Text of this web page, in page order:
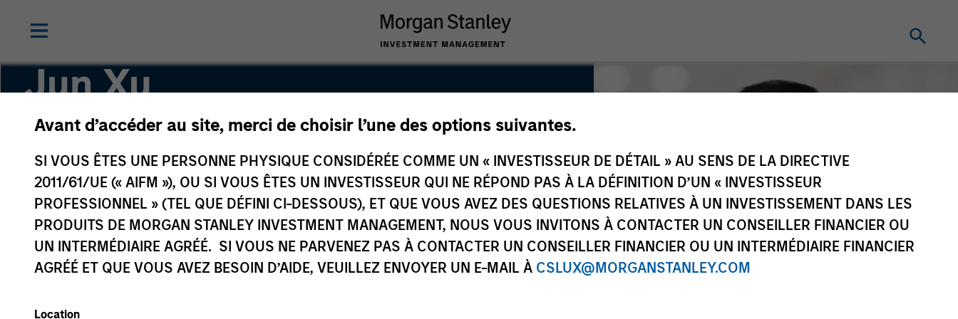
Avant d’accéder au site, merci de choisir l’une des options suivantes.
SI VOUS ÊTES UNE PERSONNE PHYSIQUE CONSIDÉRÉE COMME UN « INVESTISSEUR DE DÉTAIL » AU SENS DE LA DIRECTIVE
2011/61/UE (« AIFM »), OU SI VOUS ÊTES UN INVESTISSEUR QUI NE RÉPOND PAS À LA DÉFINITION D’UN « INVESTISSEUR
PROFESSIONNEL » (TEL QUE DÉFINI CI-DESSOUS), ET QUE VOUS AVEZ DES QUESTIONS RELATIVES À UN INVESTISSEMENT DANS LES
PRODUITS DE MORGAN STANLEY INVESTMENT MANAGEMENT, NOUS VOUS INVITONS À CONTACTER UN CONSEILLER FINANCIER OU
UN INTERMÉDIAIRE AGRÉÉ. SI VOUS NE PARVENEZ PAS À CONTACTER UN CONSEILLER FINANCIER OU UN INTERMÉDIAIRE FINANCIER
AGRÉÉ ET QUE VOUS AVEZ BESOIN D’AIDE, VEUILLEZ ENVOYER UN E-MAIL À CSLUX@MORGANSTANLEY.COM
Location
Jun Xu
Head of Private Equity China